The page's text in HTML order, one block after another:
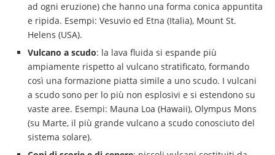
ad ogni eruzione) che hanno una forma conica appuntita
e ripida. Esempi: Vesuvio ed Etna (Italia), Mount St.
Helens (USA).
Vulcano a scudo: la lava fluida si espande più
ampiamente rispetto al vulcano stratificato, formando
così una formazione piatta simile a uno scudo. I vulcani
a scudo sono per lo più non esplosivi e si estendono su
vaste aree. Esempi: Mauna Loa (Hawaii), Olympus Mons
(su Marte, il più grande vulcano a scudo conosciuto del
sistema solare).